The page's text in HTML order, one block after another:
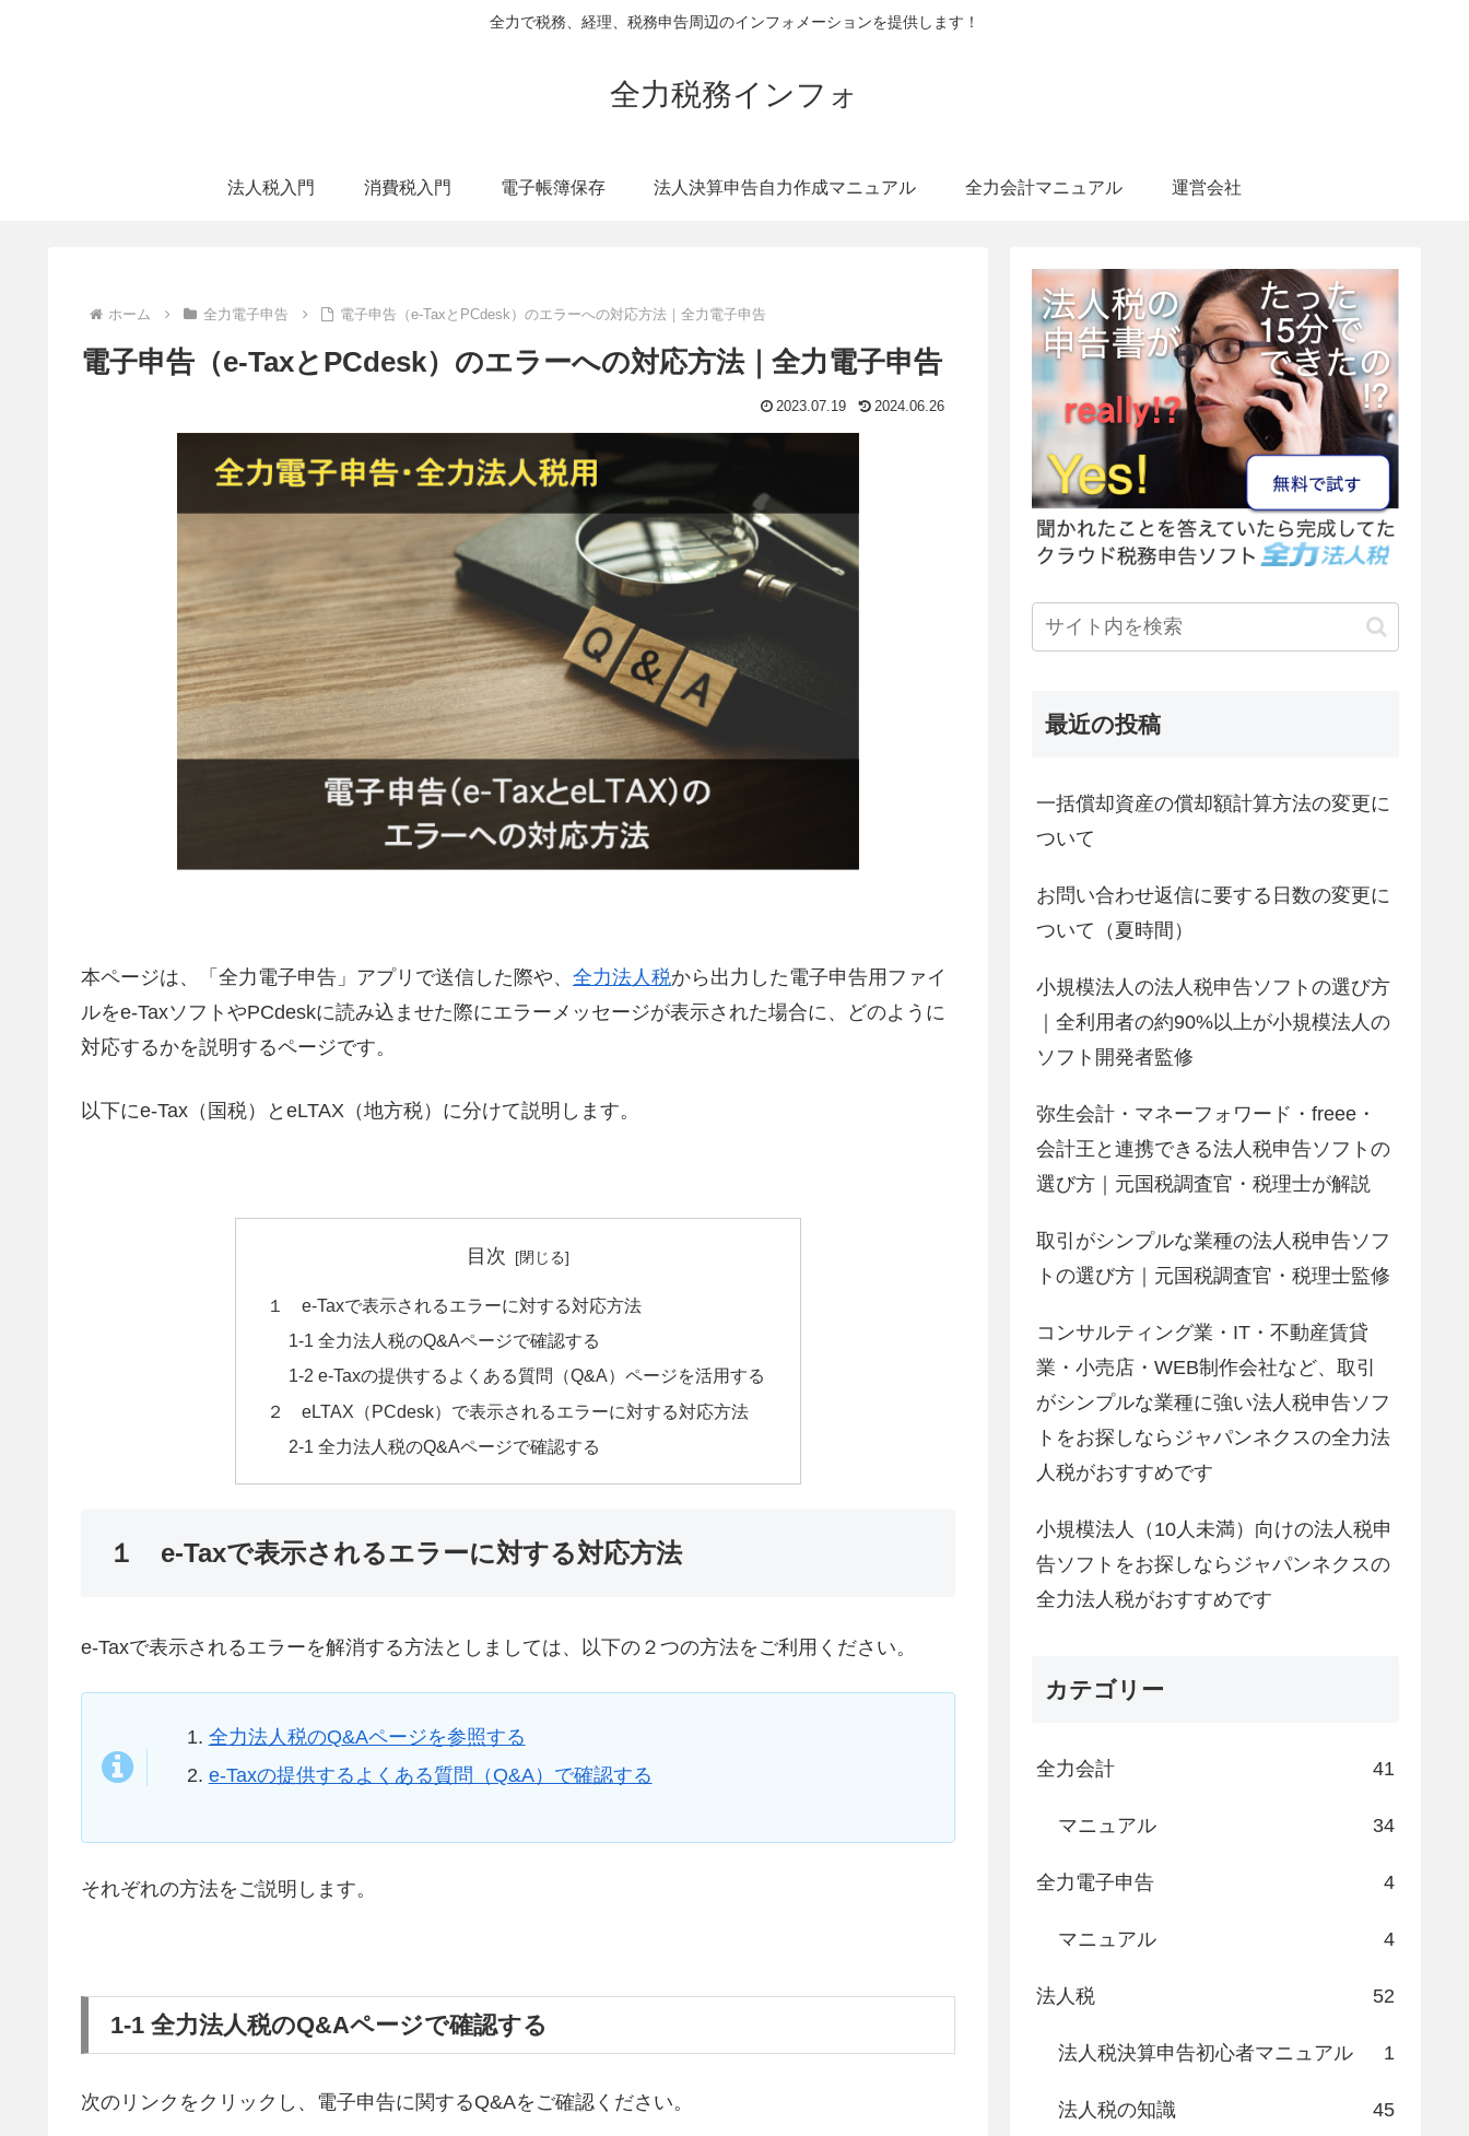
全力で税務、経理、税務申告周辺のインフォメーションを提供します！
全力税務インフォ
法人税入門 消費税入門 電子帳簿保存 法人決算申告自力作成マニュアル 全力会計マニュアル 運営会社
ホーム 全力電子申告 電子申告（e-TaxとPCdesk）のエラーへの対応方法｜全力電子申告
電子申告（e-TaxとPCdesk）のエラーへの対応方法｜全力電子申告
2023.07.19 2024.06.26
本ページは、「全力電子申告」アプリで送信した際や、 全力法人税から出力した電子申告用ファイ
ルをe-TaxソフトやPCdeskに読み込ませた際にエラーメッセージが表示された場合に、どのように
対応するかを説明するページです。
以下にe-Tax（国税）とeLTAX（地方税）に分けて説明します。
目次
１ e-Taxで表示されるエラーに対する対応方法
1-1 全力法人税のQ&Aページで確認する
1-2 e-Taxの提供するよくある質問（Q&A）ページを活用する
２ eLTAX（PCdesk）で表示されるエラーに対する対応方法
2-1 全力法人税のQ&Aページで確認する
１ e-Taxで表示されるエラーに対する対応方法
e-Taxで表示されるエラーを解消する方法としましては、以下の２つの方法をご利用ください。
全力法人税のQ&Aページを参照する
e-Taxの提供するよくある質問（Q&A）で確認する
それぞれの方法をご説明します。
1-1 全力法人税のQ&Aページで確認する
次のリンクをクリックし、電子申告に関するQ&Aをご確認ください。
最近の投稿
一括償却資産の償却額計算方法の変更に
ついて
お問い合わせ返信に要する日数の変更に
ついて（夏時間）
小規模法人の法人税申告ソフトの選び方
｜全利用者の約90%以上が小規模法人の
ソフト開発者監修
弥生会計・マネーフォワード・freee・
会計王と連携できる法人税申告ソフトの
選び方｜元国税調査官・税理士が解説
取引がシンプルな業種の法人税申告ソフ
トの選び方｜元国税調査官・税理士監修
コンサルティング業・IT・不動産賃貸
業・小売店・WEB制作会社など、取引
がシンプルな業種に強い法人税申告ソフ
トをお探しならジャパンネクスの全力法
人税がおすすめです
小規模法人（10人未満）向けの法人税申
告ソフトをお探しならジャパンネクスの
全力法人税がおすすめです
カテゴリー
全力会計 41
マニュアル 34
全力電子申告 4
マニュアル 4
法人税 52
法人税決算申告初心者マニュアル 1
法人税の知識 45